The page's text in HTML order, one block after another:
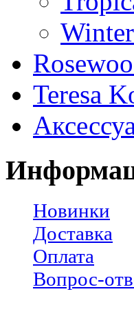
Teresa
Новинки
Доставка
Оплата
Вопрос-